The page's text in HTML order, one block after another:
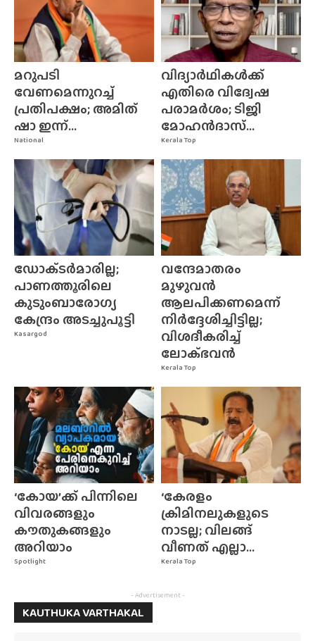
National
മറുപടി
വേണമെന്നുറച്ച്
പ്രതിപക്ഷം; അമിത്
ഷാ ഇന്ന്...
Kerala Top
വിദ്യാർഥികൾക്ക്
എതിരെ വിദ്വേഷ
പരാമർശം; ടിജി
മോഹൻദാസ്...
Kasargod
ഡോക്‌ടർമാരില്ല;
പാണത്തൂരിലെ
കുടുംബാരോഗ്യ
കേന്ദ്രം അടച്ചുപൂട്ടി
Kerala Top
വന്ദേമാതരം
മുഴുവൻ
ആലപിക്കണമെന്ന്
നിർദ്ദേശിച്ചിട്ടില്ല;
വിശദീകരിച്ച്
ലോക്‌ഭവൻ
Spotlight
‘കോയ’ക്ക് പിന്നിലെ
വിവരങ്ങളും
കൗതുകങ്ങളും
അറിയാം
Kerala Top
‘കേരളം
ക്രിമിനലുകളുടെ
നാടല്ല; വിലങ്ങ്
വീണത് എല്ലാ...
- Advertisement -
KAUTHUKA VARTHAKAL